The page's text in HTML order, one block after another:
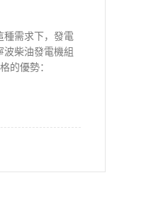
需求下，發電
柴油發電機組
格的優勢：